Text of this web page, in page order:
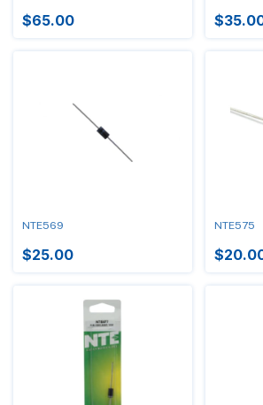
$65.00
NTE569
$25.00
NTE575